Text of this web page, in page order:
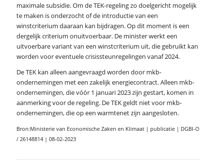
maximale subsidie. Om de TEK-regeling zo doelgericht mogelijk
te maken is onderzocht of de introductie van een
winstcriterium daaraan kan bijdragen. Op dit moment is een
dergelijk criterium onuitvoerbaar. De minister werkt een
uitvoerbare variant van een winstcriterium uit, die gebruikt kan
worden voor eventuele crisissteunregelingen vanaf 2024.
De TEK kan alleen aangevraagd worden door mkb-
ondernemingen met een zakelijk energiecontract. Alleen mkb-
ondernemingen, die vóór 1 januari 2023 zijn gestart, komen in
aanmerking voor de regeling. De TEK geldt niet voor mkb-
ondernemingen, die op een warmtenet zijn aangesloten.
Bron:Ministerie van Economische Zaken en Klimaat | publicatie | DGBI-O
/ 26148814 | 08-02-2023